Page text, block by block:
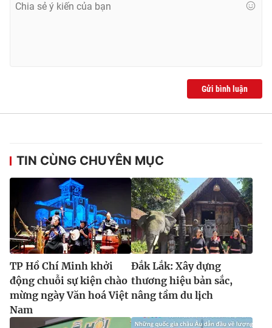
Gửi bình luận
TIN CÙNG CHUYÊN MỤC
TP Hồ Chí Minh khởi
động chuỗi sự kiện chào
mừng ngày Văn hoá Việt
Nam
Đắk Lắk: Xây dựng
thương hiệu bản sắc,
nâng tầm du lịch